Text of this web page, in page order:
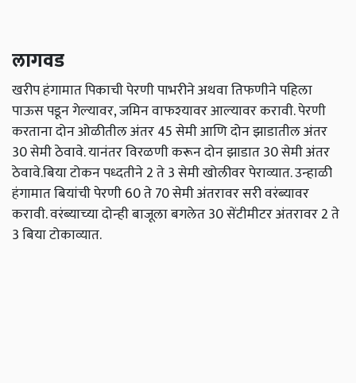
लागवड
खरीप हंगामात पिकाची पेरणी पाभरीने अथवा तिफणीने पहिला
पाऊस पडून गेल्‍यावर, जमिन वाफश्‍यावर आल्‍यावर करावी. पेरणी
करताना दोन ओळीतील अंतर 45 सेमी आणि दोन झाडातील अंतर
30 सेमी ठेवावे. यानंतर विरळणी करून दोन झाडात 30 सेमी अंतर
ठेवावे.बिया टोकन पध्‍दतीने 2 ते 3 सेमी खोलीवर पेराव्‍यात. उन्‍हाळी
हंगामात बियांची पेरणी 60 ते 70 सेमी अंतरावर सरी वरंब्‍यावर
करावी. वरंब्‍याच्‍या दोन्‍ही बाजूला बगलेत 30 सेंटीमीटर अंतरावर 2 ते
3 बिया टोकाव्‍यात.